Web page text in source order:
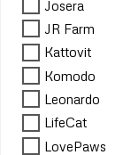
Josera
JR Farm
Kattovit
Komodo
Leonardo
LifeCat
LovePaws